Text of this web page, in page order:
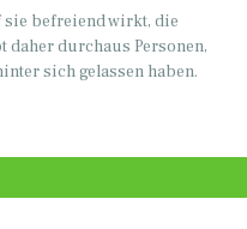
sie befreiend wirkt, die
daher durchaus Personen,
sich gelassen haben.